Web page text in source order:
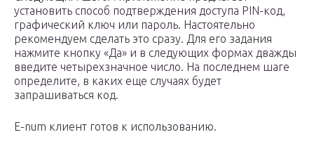
установить способ подтверждения доступа PIN-код,
графический ключ или пароль. Настоятельно
рекомендуем сделать это сразу. Для его задания
нажмите кнопку «Да» и в следующих формах дважды
введите четырехзначное число. На последнем шаге
определите, в каких еще случаях будет
запрашиваться код.
E-num клиент готов к использованию.